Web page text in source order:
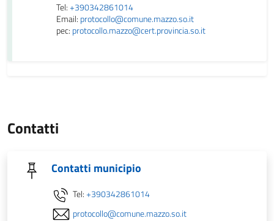
Tel:+390342861014
Email: protocollo@comune.mazzo.so.it
pec: protocollo.mazzo@cert.provincia.so.it
Contatti
Contatti municipio
Tel:+390342861014
protocollo@comune.mazzo.so.it